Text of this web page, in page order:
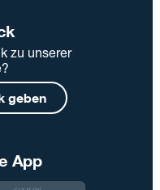
zu unserer
geben
App